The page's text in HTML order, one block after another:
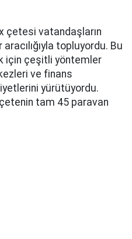
çetesi vatandaşların
topluyordu. Bu
için çeşitli yöntemler
ve finans
yürütüyordu.
tam 45 paravan